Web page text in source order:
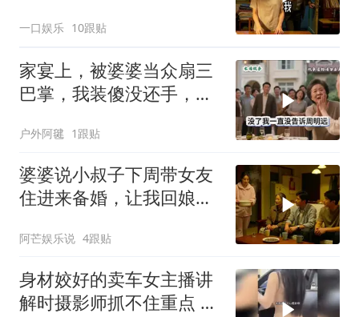
把车钥匙
一口娱乐 10跟贴
家宴上，被婆婆当众扇三
巴掌，我装傻没还手，悄
夫全家10人被新户主请出
家门
户外阿毽 1跟贴
婆婆说小叔子下周带女友
住进来备婚，让我回娘家
阿芒娱乐说 4跟贴
身材姣好的卖车女主播讲
解时摄影师抓不住重点 女